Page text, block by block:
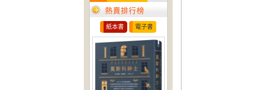
熱賣排行榜
紙本書 電子書